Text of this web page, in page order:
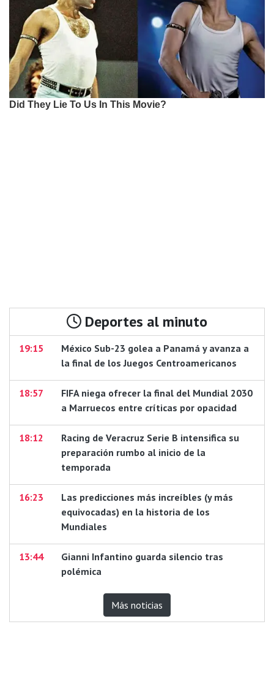
Deportes al minuto
19:15
México Sub-23 golea a Panamá y avanza a
la final de los Juegos Centroamericanos
18:57
FIFA niega ofrecer la final del Mundial 2030
a Marruecos entre críticas por opacidad
18:12
Racing de Veracruz Serie B intensifica su
preparación rumbo al inicio de la
temporada
16:23
Las predicciones más increíbles (y más
equivocadas) en la historia de los
Mundiales
13:44
Gianni Infantino guarda silencio tras
polémica
Más noticias